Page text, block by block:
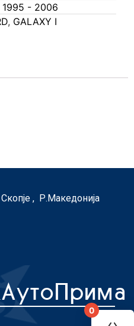
1995 - 2006
, GALAXY I
, Р.Македонија
0